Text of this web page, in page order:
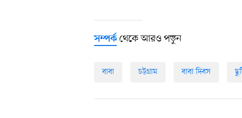
সম্পর্কথেকে আরও পড়ুন
বাবা চট্টগ্রাম বাবা দিবস